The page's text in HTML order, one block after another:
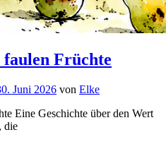
Früchte
Juni 2026 von Elke
Eine Geschichte über den Wert
die